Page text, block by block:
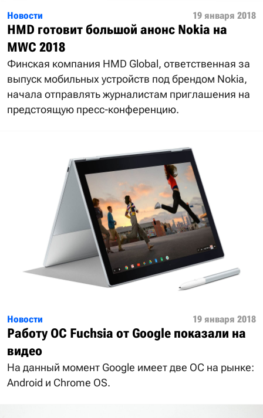
Новости 19 января 2018
HMD готовит большой анонс Nokia на
MWC 2018
Финская компания HMD Global, ответственная за
выпуск мобильных устройств под брендом Nokia,
начала отправлять журналистам приглашения на
предстоящую пресс-конференцию.
Новости 19 января 2018
Работу ОС Fuchsia от Google показали на
видео
На данный момент Google имеет две ОС на рынке:
Android и Chrome OS.